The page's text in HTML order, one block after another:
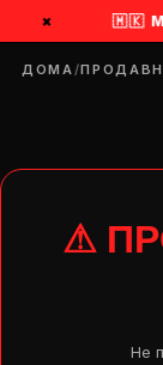
× 🇲🇰
ДОМА/
⚠
Не